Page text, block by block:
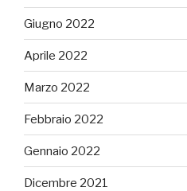
Giugno 2022
Aprile 2022
Marzo 2022
Febbraio 2022
Gennaio 2022
Dicembre 2021